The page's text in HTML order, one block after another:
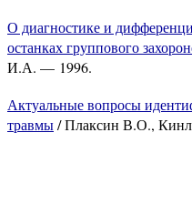
О диагностике и
останках группового
И.А. — 1996.
Актуальные вопросы
травмы/ Плаксин В.О.,